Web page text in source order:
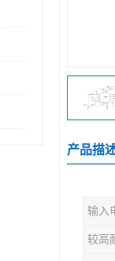
产品描
输入
较高